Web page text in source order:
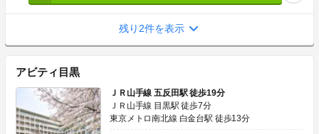
残り2件を表示
アビティ目黒
ＪＲ山手線 五反田駅 徒歩19分
ＪＲ山手線 目黒駅 徒歩7分
東京メトロ南北線 白金台駅 徒歩13分